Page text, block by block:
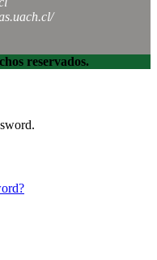
reservados.